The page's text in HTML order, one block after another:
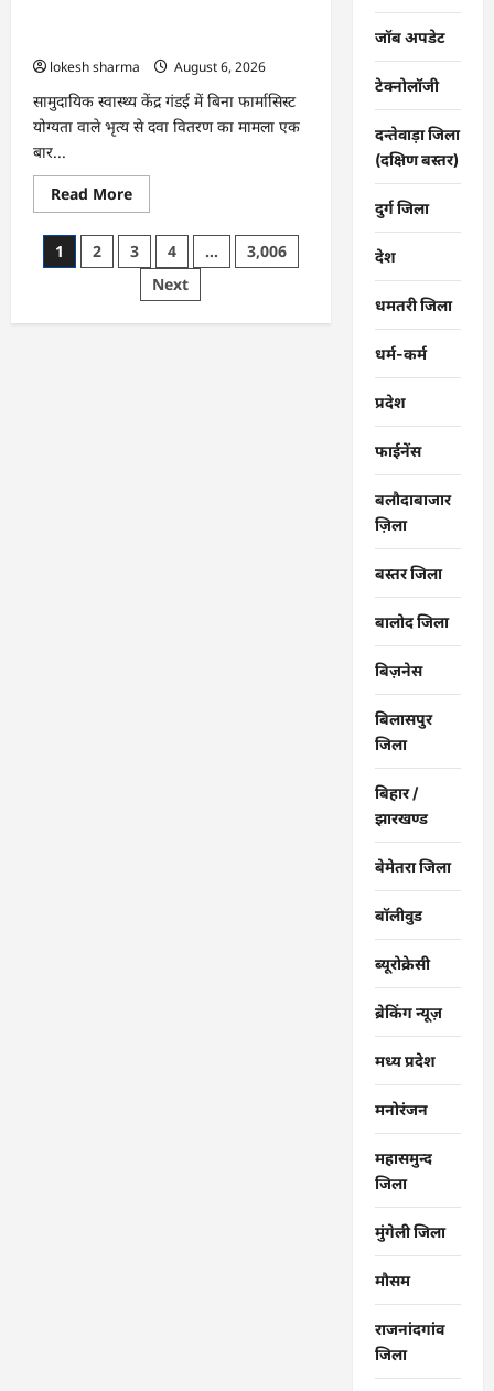
lokesh sharma
August 6, 2026
सामुदायिक स्वास्थ्य केंद्र गंडई में बिना फार्मासिस्ट
योग्यता वाले भृत्य से दवा वितरण का मामला एक
बार...
Read MoreRead
more
राजनांदगांव
:
सामुदायिक
स्वास्थ्य
केंद्र
Posts
1 2 3 4 …
3,006
Next
जॉब अपडेट
टेक्नोलॉजी
दन्तेवाड़ा जिला
(दक्षिण बस्तर)
दुर्ग जिला
देश
धमतरी जिला
धर्म-कर्म
प्रदेश
फाईनेंस
बलौदाबाजार
ज़िला
बस्तर जिला
बालोद जिला
बिज़नेस
बिलासपुर
जिला
बिहार /
झारखण्ड
बेमेतरा जिला
बॉलीवुड
ब्यूरोक्रेसी
ब्रेकिंग न्यूज़
मध्य प्रदेश
मनोरंजन
महासमुन्द
जिला
मुंगेली जिला
मौसम
राजनांदगांव
जिला